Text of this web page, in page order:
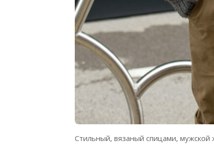
Стильный, вязаный спицами, мужской